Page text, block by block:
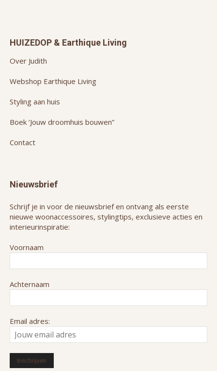
HUIZEDOP & Earthique Living
Over Judith
Webshop Earthique Living
Styling aan huis
Boek ‘Jouw droomhuis bouwen”
Contact
Nieuwsbrief
Schrijf je in voor de nieuwsbrief en ontvang als eerste
nieuwe woonaccessoires, stylingtips, exclusieve acties en
interieurinspiratie:
Voornaam
Achternaam
Email adres: